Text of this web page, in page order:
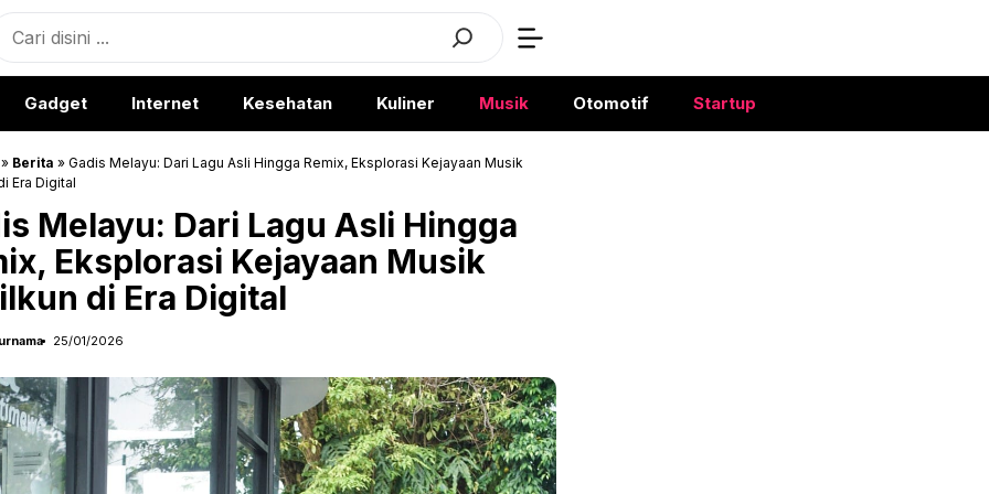
Gadget Internet Kesehatan Kuliner Musik Otomotif Startup
» Berita » Gadis Melayu: Dari Lagu Asli Hingga Remix, Eksplorasi Kejayaan Musik
Era Digital
Melayu: Dari Lagu Asli Hingga
Eksplorasi Kejayaan Musik
di Era Digital
25/01/2026